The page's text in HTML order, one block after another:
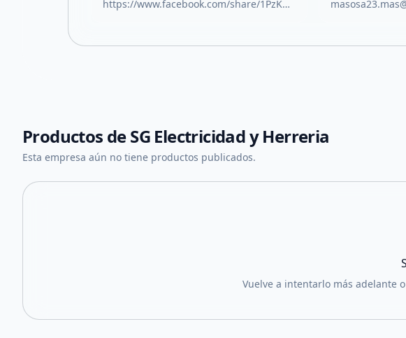
https://www.facebook.com/share/1PzKhDwzMx/
Productos deSG Electricidad y Herreria
Esta empresa aún no tiene productos publicados.
Vuelve a intentarlo más adelante